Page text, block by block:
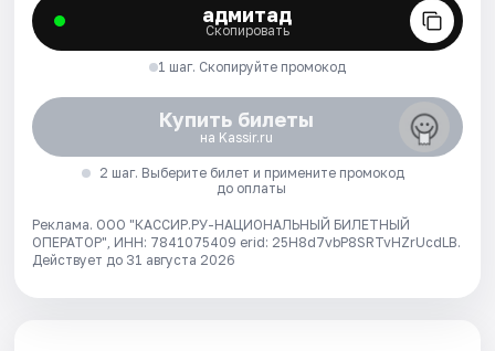
адмитад
Скопировать
1 шаг. Скопируйте промокод
Купить билеты
на Kassir.ru
2 шаг. Выберите билет и примените промокод
до оплаты
Реклама. ООО "КАССИР.РУ-НАЦИОНАЛЬНЫЙ БИЛЕТНЫЙ
ОПЕРАТОР", ИНН: 7841075409 erid: 25H8d7vbP8SRTvHZrUcdLB.
Действует до 31 августа 2026